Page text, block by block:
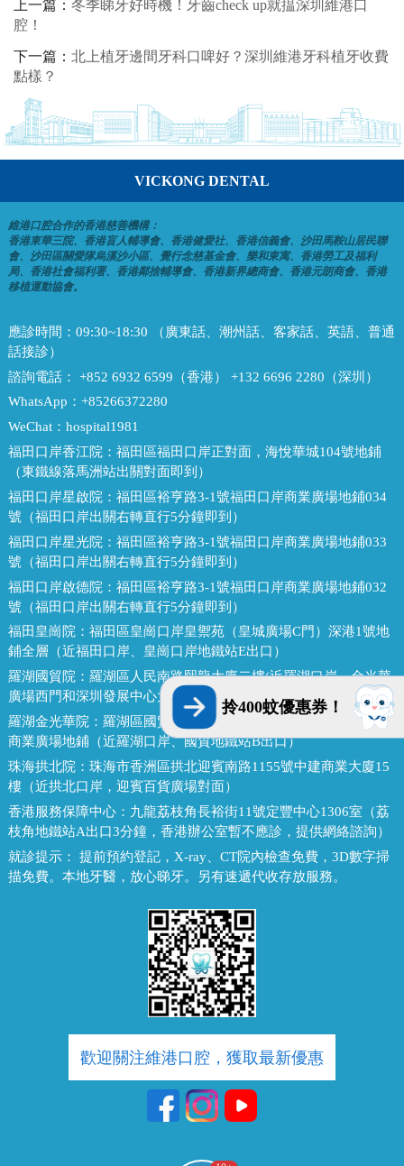
上一篇： 冬季睇牙好時機！牙齒check up就揾深圳維港口
腔！
下一篇： 北上植牙邊間牙科口啤好？深圳維港牙科植牙收費
點樣？
VICKONG DENTAL
維港口腔合作的香港慈善機構：
香港東華三院、香港盲人輔導會、香港健愛社、香港信義會、沙田馬鞍山居民聯
會、沙田區關愛隊烏溪沙小區、覺行念慈基金會、樂和東寓、香港勞工及福利
局、香港社會福利署、香港鄰捨輔導會、香港新界總商會、香港元朗商會、香港
移植運動協會。
應診時間： 09:30~18:30 （廣東話、潮州話、客家話、英語、普通
話接診）
諮詢電話： +852 6932 6599（香港） +132 6696 2280（深圳）
WhatsApp： +85266372280
WeChat： hospital1981
福田口岸香江院： 福田區福田口岸正對面，海悅華城104號地鋪
（東鐵線落馬洲站出關對面即到）
福田口岸星啟院： 福田區裕亨路3-1號福田口岸商業廣場地鋪034
號（福田口岸出關右轉直行5分鐘即到）
福田口岸星光院： 福田區裕亨路3-1號福田口岸商業廣場地鋪033
號（福田口岸出關右轉直行5分鐘即到）
福田口岸啟德院： 福田區裕亨路3-1號福田口岸商業廣場地鋪032
號（福田口岸出關右轉直行5分鐘即到）
福田皇崗院： 福田區皇崗口岸皇禦苑（皇城廣場C門）深港1號地
鋪全層（近福田口岸、皇崗口岸地鐵站E出口）
羅湖國貿院： 羅湖區人民南路熙龍大廈二樓(近羅湖口岸，金光華
廣場西門和深圳發展中心大廈對面，國貿地鐵站E出口）
羅湖金光華院： 羅湖區國貿金光華廣場東二門對面，南湖路凱利
商業廣場地鋪（近羅湖口岸、國貿地鐵站B出口）
珠海拱北院： 珠海市香洲區拱北迎賓南路1155號中建商業大廈15
樓（近拱北口岸，迎賓百貨廣場對面）
香港服務保障中心： 九龍荔枝角長裕街11號定豐中心1306室（荔
枝角地鐵站A出口3分鐘，香港辦公室暫不應診，提供網絡諮詢）
就診提示： 提前預約登記，X-ray、CT院內檢查免費，3D數字掃
描免費。本地牙醫，放心睇牙。另有速遞代收存放服務。
歡迎關注維港口腔，獲取最新優惠
拎400蚊優惠券！